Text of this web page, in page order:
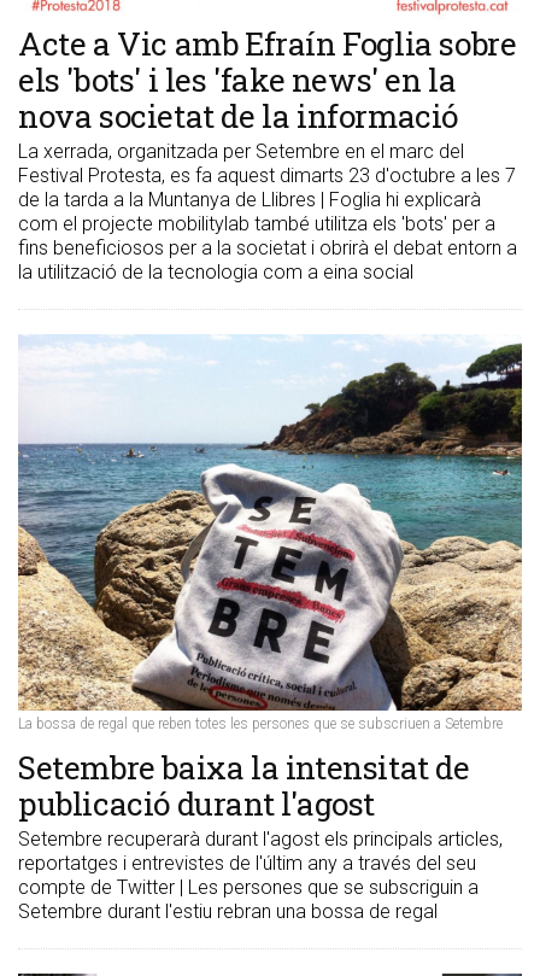
Acte a Vic amb Efraín Foglia sobre
els 'bots' i les 'fake news' en la
nova societat de la informació
La xerrada, organitzada per Setembre en el marc del
Festival Protesta, es fa aquest dimarts 23 d'octubre a les 7
de la tarda a la Muntanya de Llibres | Foglia hi explicarà
com el projecte mobilitylab també utilitza els 'bots' per a
fins beneficiosos per a la societat i obrirà el debat entorn a
la utilització de la tecnologia com a eina social
La bossa de regal que reben totes les persones que se subscriuen a Setembre
Setembre baixa la intensitat de
publicació durant l'agost
Setembre recuperarà durant l'agost els principals articles,
reportatges i entrevistes de l'últim any a través del seu
compte de Twitter | Les persones que se subscriguin a
Setembre durant l'estiu rebran una bossa de regal